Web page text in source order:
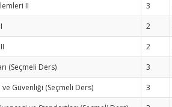
II 3
2
2
(Seçmeli Ders) 3
ve Güvenliği (Seçmeli Ders) 3